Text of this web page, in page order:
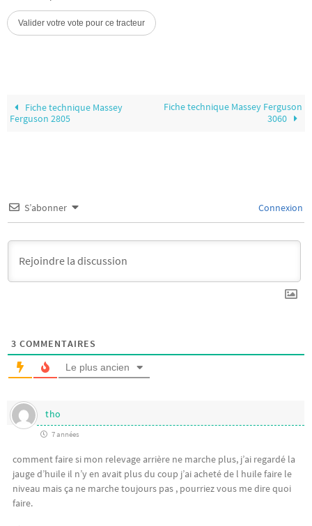
Fiche technique Massey
Ferguson 2805
Fiche technique Massey Ferguson
3060
S’abonner Connexion
3 COMMENTAIRES
Le plus ancien
tho
7 années
comment faire si mon relevage arrière ne marche plus, j’ai regardé la
jauge d’huile il n’y en avait plus du coup j’ai acheté de l huile faire le
niveau mais ça ne marche toujours pas , pourriez vous me dire quoi
faire.